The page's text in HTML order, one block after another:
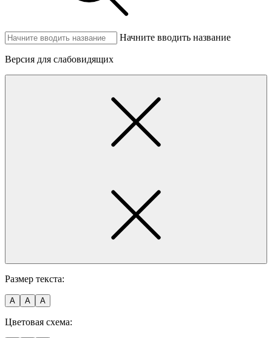
Начните вводить название
Версия для слабовидящих
Размер текста:
A A A
Цветовая схема: